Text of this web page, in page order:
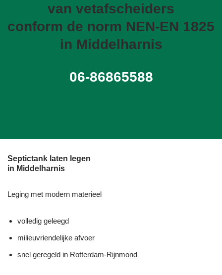
van vetafscheiders
conform de norm NEN-EN 1825
in Middelharnis
06-86865588
Septictank laten legen
in Middelharnis
Leging met modern materieel
volledig geleegd
milieuvriendelijke afvoer
snel geregeld in Rotterdam-Rijnmond